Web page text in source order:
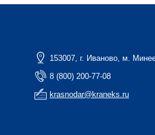
153007, г. Иваново, м.
8 (800) 200-77-08
krasnodar@kraneks.ru